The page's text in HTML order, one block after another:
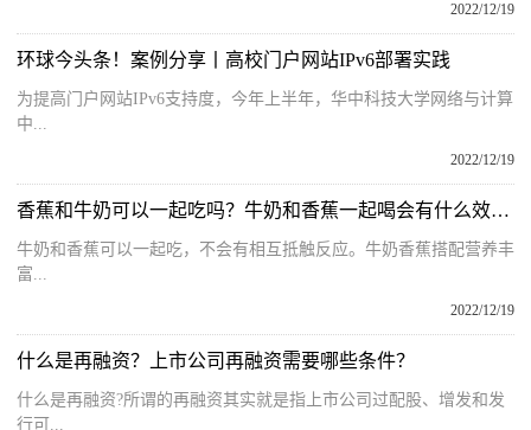
2022/12/19
环球今头条！案例分享丨高校门户网站IPv6部署实践
为提高门户网站IPv6支持度，今年上半年，华中科技大学网络与计算
中...
2022/12/19
香蕉和牛奶可以一起吃吗？牛奶和香蕉一起喝会有什么效果？
牛奶和香蕉可以一起吃，不会有相互抵触反应。牛奶香蕉搭配营养丰
富...
2022/12/19
什么是再融资？上市公司再融资需要哪些条件？
什么是再融资?所谓的再融资其实就是指上市公司过配股、增发和发
行可...